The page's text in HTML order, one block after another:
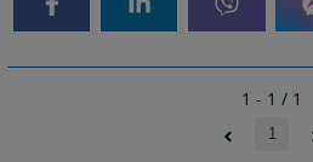
1 - 1 / 1
1